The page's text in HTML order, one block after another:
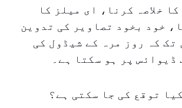
خلاصہ کرنا، ای میلز کا
خود بخود تصاویر کی تدوین
تک کہ روز مرہ کے شیڈول کی
ڈیوائس پر ہو سکتا ہے۔